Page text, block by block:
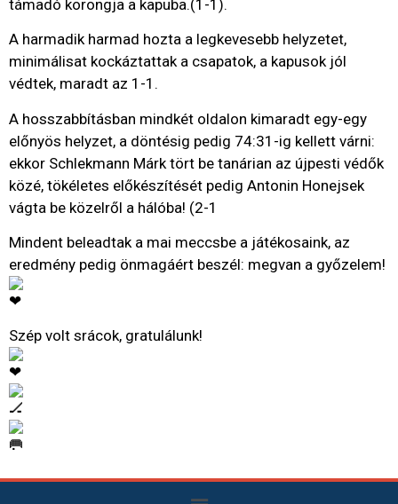
támadó korongja a kapuba.(1-1).
A harmadik harmad hozta a legkevesebb helyzetet,
minimálisat kockáztattak a csapatok, a kapusok jól
védtek, maradt az 1-1.
A hosszabbításban mindkét oldalon kimaradt egy-egy
előnyös helyzet, a döntésig pedig 74:31-ig kellett várni:
ekkor Schlekmann Márk tört be tanárian az újpesti védők
közé, tökéletes előkészítését pedig Antonin Honejsek
vágta be közelről a hálóba! (2-1
Mindent beleadtak a mai meccsbe a játékosaink, az
eredmény pedig önmagáért beszél: megvan a győzelem!
Szép volt srácok, gratulálunk!